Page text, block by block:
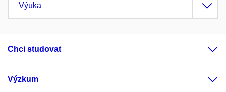
Výuka
Chci studovat
Výzkum